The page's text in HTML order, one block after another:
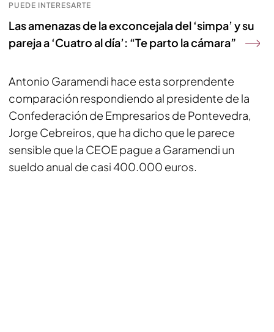
PUEDE INTERESARTE
Las amenazas de la exconcejala del ‘simpa’ y su
pareja a ‘Cuatro al día’: “Te parto la cámara”
Antonio Garamendi hace esta sorprendente
comparación respondiendo al presidente de la
Confederación de Empresarios de Pontevedra,
Jorge Cebreiros, que ha dicho que le parece
sensible que la CEOE pague a Garamendi un
sueldo anual de casi 400.000 euros.